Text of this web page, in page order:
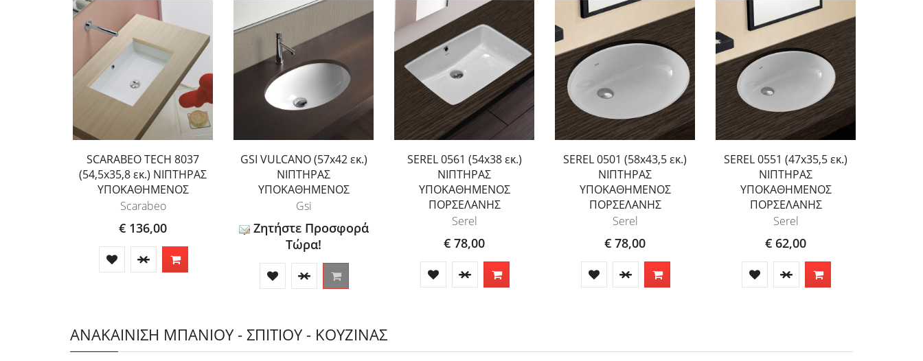
SCARABEO TECH 8037
(54,5x35,8 εκ.) ΝΙΠΤΗΡΑΣ
ΥΠΟΚΑΘΗΜΕΝΟΣ
Scarabeo
€ 136,00
GSI VULCANO (57x42 εκ.)
ΝΙΠΤΗΡΑΣ
ΥΠΟΚΑΘΗΜΕΝΟΣ
Gsi
Ζητήστε Προσφορά
Τώρα!
SEREL 0561 (54x38 εκ.)
ΝΙΠΤΗΡΑΣ
ΥΠΟΚΑΘΗΜΕΝΟΣ
ΠΟΡΣΕΛΑΝΗΣ
Serel
€ 78,00
SEREL 0501 (58x43,5 εκ.)
ΝΙΠΤΗΡΑΣ
ΥΠΟΚΑΘΗΜΕΝΟΣ
ΠΟΡΣΕΛΑΝΗΣ
Serel
€ 78,00
SEREL 0551 (47x35,5 εκ.)
ΝΙΠΤΗΡΑΣ
ΥΠΟΚΑΘΗΜΕΝΟΣ
ΠΟΡΣΕΛΑΝΗΣ
Serel
€ 62,00
ΑΝΑΚΑΙΝΙΣΗ ΜΠΑΝΙΟΥ - ΣΠΙΤΙΟΥ - ΚΟΥΖΙΝΑΣ